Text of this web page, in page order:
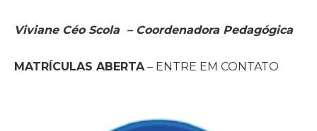
Viviane Céo Scola – Coordenadora Pedagógica
MATRÍCULAS ABERTA– ENTRE EM CONTATO